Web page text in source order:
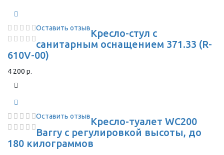
Оставить отзывКресло-стул с
санитарным оснащением 371.33 (R-
610V-00)
4 200 р.
Оставить отзывКресло-туалет WC200
Barry с регулировкой высоты, до
180 килограммов